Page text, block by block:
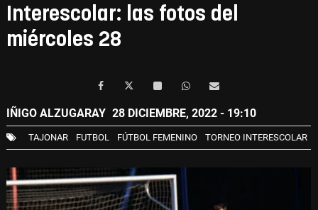
Interescolar: las fotos del
miércoles 28
IÑIGO ALZUGARAY 28 DICIEMBRE, 2022 - 19:10
TAJONAR FUTBOL FÚTBOL FEMENINO TORNEO INTERESCOLAR